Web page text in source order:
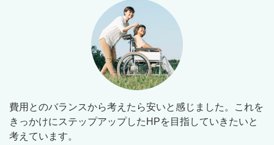
費用とのバランスから考えたら安いと感じました。これを
きっかけにステップアップしたHPを目指していきたいと
考えています。